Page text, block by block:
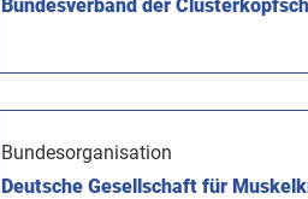
Bundesverband der
Bundesorganisation
Deutsche Gesellschaft für